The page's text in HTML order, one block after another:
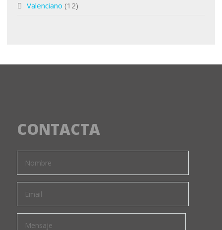
Valenciano (12)
CONTACTA